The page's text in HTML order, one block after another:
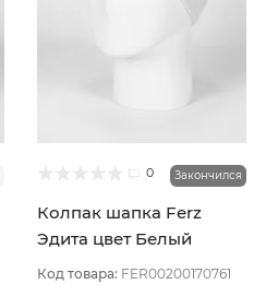
0 Закончился
Колпак шапка Ferz
Эдита цвет Белый
Код товара: FER00200170761